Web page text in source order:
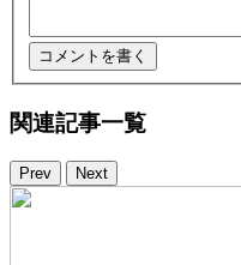
関連記事一覧
Prev Next